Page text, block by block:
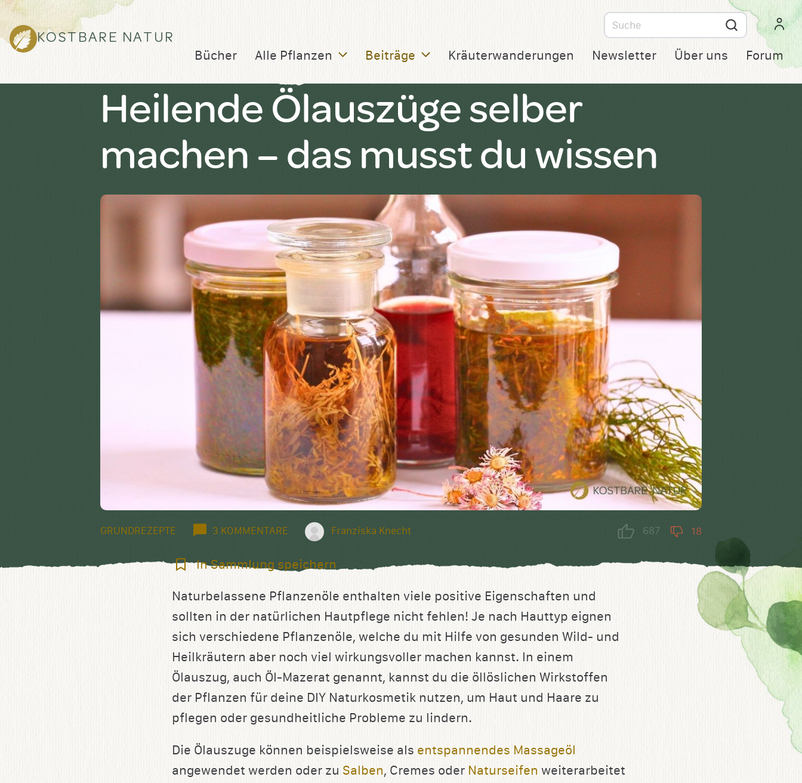
KOSTBARE NATUR
Suche
nach
Bücher Alle Pflanzen Beiträge Kräuterwanderungen Newsletter Über uns Forum
Heilende Ölauszüge selber
machen – das musst du wissen
GRUNDREZEPTE 3 KOMMENTARE Franziska Knecht 687 18
In
speichern
In Sammlung speichern
Naturbelassene Pflanzenöle enthalten viele positive Eigenschaften und
sollten in der natürlichen Hautpflege nicht fehlen! Je nach Hauttyp eignen
sich verschiedene Pflanzenöle, welche du mit Hilfe von gesunden Wild- und
Heilkräutern aber noch viel wirkungsvoller machen kannst. In einem
Ölauszug, auch Öl-Mazerat genannt, kannst du die öllöslichen Wirkstoffen
der Pflanzen für deine DIY Naturkosmetik nutzen, um Haut und Haare zu
pflegen oder gesundheitliche Probleme zu lindern.
Die Ölauszuge können beispielsweise als entspannendes Massageöl
angewendet werden oder zu Salben, Cremes oder Naturseifen weiterarbeitet